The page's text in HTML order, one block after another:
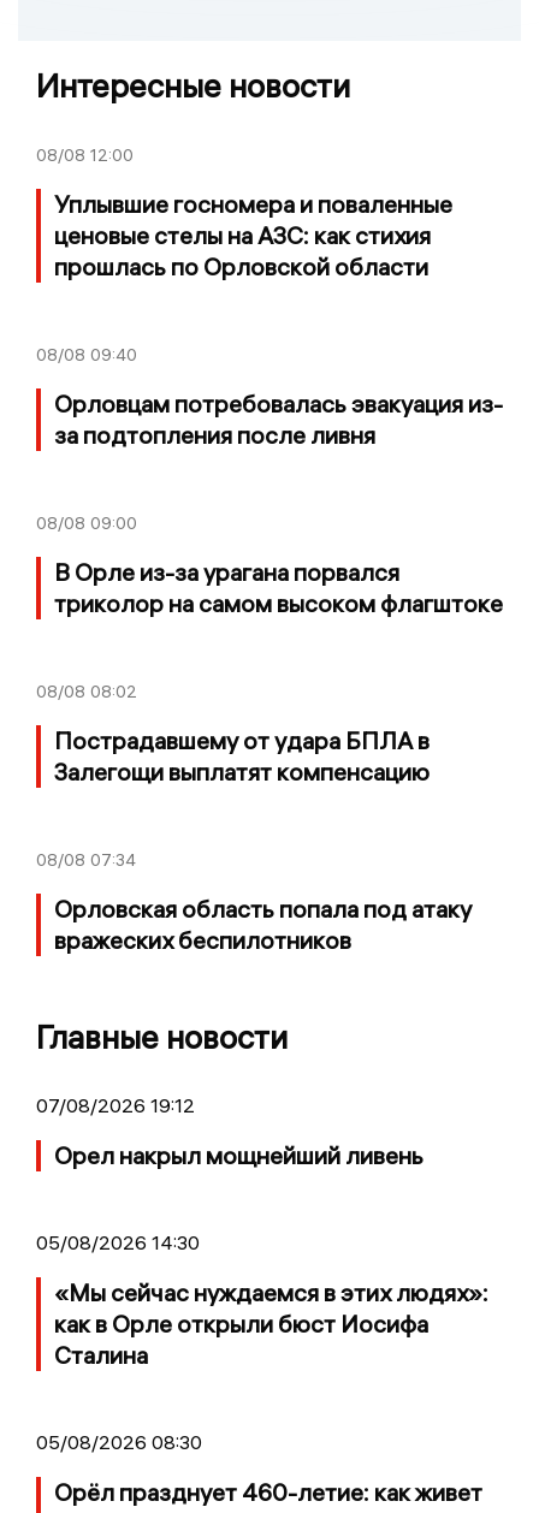
Интересные новости
08/08 12:00
Уплывшие госномера и поваленные
ценовые стелы на АЗС: как стихия
прошлась по Орловской области
08/08 09:40
Орловцам потребовалась эвакуация из-
за подтопления после ливня
08/08 09:00
В Орле из-за урагана порвался
триколор на самом высоком флагштоке
08/08 08:02
Пострадавшему от удара БПЛА в
Залегощи выплатят компенсацию
08/08 07:34
Орловская область попала под атаку
вражеских беспилотников
Главные новости
07/08/2026 19:12
Орел накрыл мощнейший ливень
05/08/2026 14:30
«Мы сейчас нуждаемся в этих людях»:
как в Орле открыли бюст Иосифа
Сталина
05/08/2026 08:30
Орёл празднует 460-летие: как живет